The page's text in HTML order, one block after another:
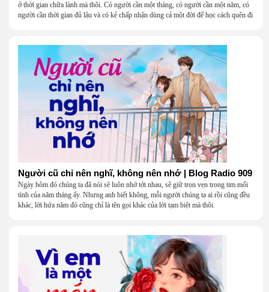
ở thời gian chữa lành mà thôi. Có người cần một tháng, có người cần một năm, có
người cần thời gian đủ lâu và có kẻ chấp nhận dùng cả một đời để học cách quên đi
Người cũ chỉ nên nghĩ, không nên nhớ | Blog Radio 909
Ngày hôm đó chúng ta đã nói sẽ luôn nhớ tới nhau, sẽ giữ trọn vẹn trong tim mối
tình của năm tháng ấy. Nhưng anh biết không, mỗi người chúng ta ai rồi cũng đều
khác, lời hứa năm đó cũng chỉ là tên gọi khác của lời tạm biệt mà thôi.